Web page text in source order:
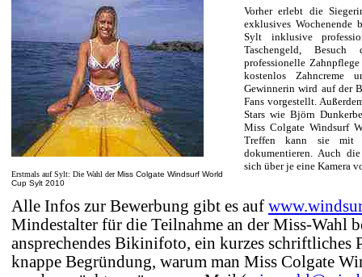
Erstmals auf Sylt: Die Wahl derMiss Colgate Windsurf World
Cup Sylt 2010
Vorher erlebt die
exklusives Wochenende
Sylt inklusive
Taschengeld,
professionelle
kostenlos Zahncreme
Gewinnerin wird auf der
Fans vorgestellt.
Stars wie Björn
Miss Colgate Windsurf
Treffen kann sie mit
dokumentieren. Auch
sich über je eine Kamera
Alle Infos zur Bewerbung gibt es auf
Mindestalter für die Teilnahme an der Miss-Wahl
ansprechendes Bikinifoto, ein kurzes schriftliches
knappe Begründung, warum man Miss Colgate